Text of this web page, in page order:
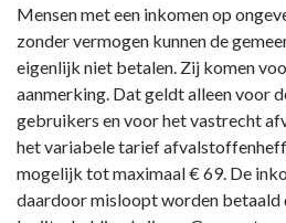
Terug
naar
navigatie
Lokale
heffingen
Mensen met een inkomen op
zonder vermogen kunnen de
eigenlijk niet betalen. Zij komen
aanmerking. Dat geldt alleen voor
gebruikers en voor het vastrecht
het variabele tarief
mogelijk tot maximaal € 69. De
daardoor misloopt worden betaald